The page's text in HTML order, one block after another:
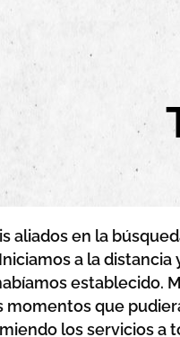
aliados en la
a la
establecido.
momentos que
los servicios a